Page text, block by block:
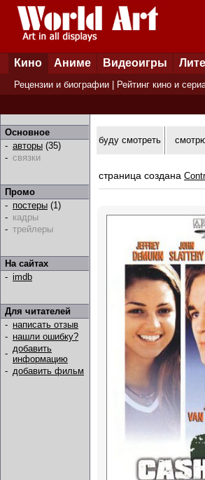
Кино Аниме Видеоигры
Рецензии и биографии Рейтинг кино и
Основное
- авторы (35)
- связки
Промо
- постеры (1)
- кадры
- трейлеры
На сайтах
- imdb
Для читателей
- написать отзыв
- нашли ошибку?
- добавить
информацию
- добавить фильм
буду смотреть
страница создана